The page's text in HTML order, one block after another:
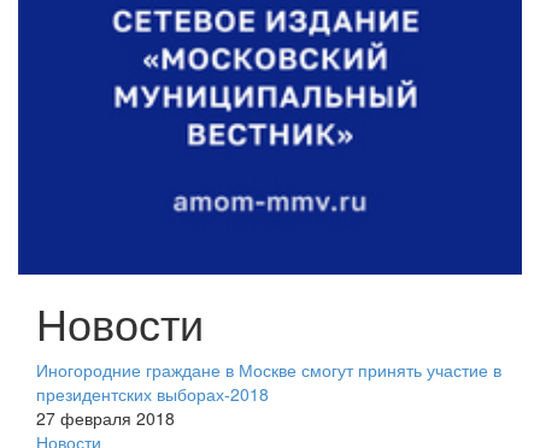
Новости
Иногородние граждане в Москве смогут принять участие в
президентских выборах-2018
27 февраля 2018
Новости